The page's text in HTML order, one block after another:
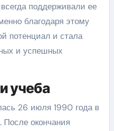
поддерживали ее
благодаря этому
потенциал и стала
и успешных
учеба
26 июля 1990 года в
После окончания